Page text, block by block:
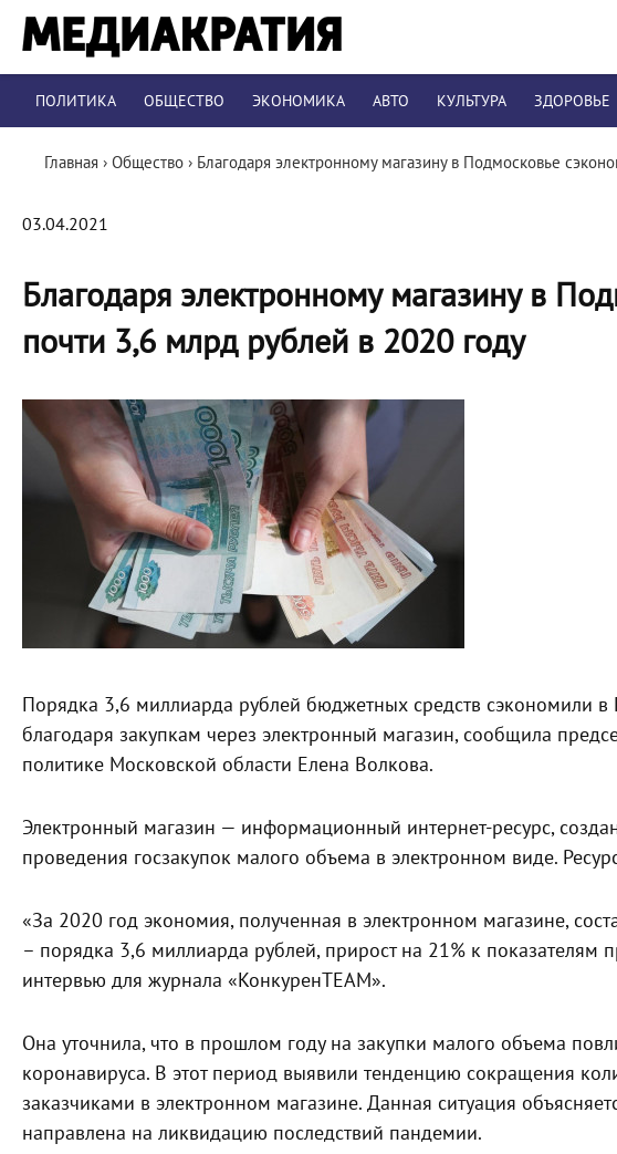
ПОЛИТИКА ОБЩЕСТВО ЭКОНОМИКА АВТО КУЛЬТУРА ЗДОРОВЬЕ
Главная › Общество › Благодаря электронному магазину в Подмосковье
03.04.2021
Благодаря электронному магазину в
почти 3,6 млрд рублей в 2020 году
Порядка 3,6 миллиарда рублей бюджетных средств сэкономили
благодаря закупкам через электронный магазин, сообщила
политике Московской области Елена Волкова.
Электронный магазин — информационный интернет-ресурс,
проведения госзакупок малого объема в электронном виде.
«За 2020 год экономия, полученная в электронном магазине,
– порядка 3,6 миллиарда рублей, прирост на 21% к показателям
интервью для журнала «КонкуренTEAM».
Она уточнила, что в прошлом году на закупки малого объема
коронавируса. В этот период выявили тенденцию сокращения
заказчиками в электронном магазине. Данная ситуация
направлена на ликвидацию последствий пандемии.